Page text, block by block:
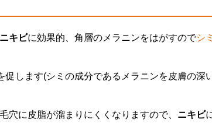
ニキビに効果的、角層のメラニンをはがすのでシミ
します(シミの成分であるメラニンを皮膚の深
穴に皮脂が溜まりにくくなりますので、 ニキビ